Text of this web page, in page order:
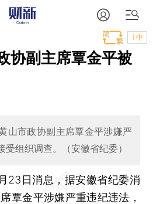
T中
协副主席覃金平被
山市政协副主席覃金平涉嫌严
组织调查。（安徽省纪委）
日消息，据安徽省纪委消
覃金平涉嫌严重违纪违法，